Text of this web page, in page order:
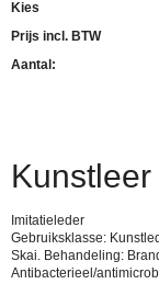
Kies
Prijs incl. BTW
Aantal:
Imitatieleder
Gebruiksklasse:
Skai. Behandeling:
Antibacterieel/